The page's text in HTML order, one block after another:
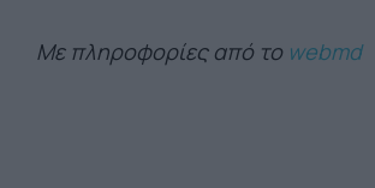
Με πληροφορίες από το webmd